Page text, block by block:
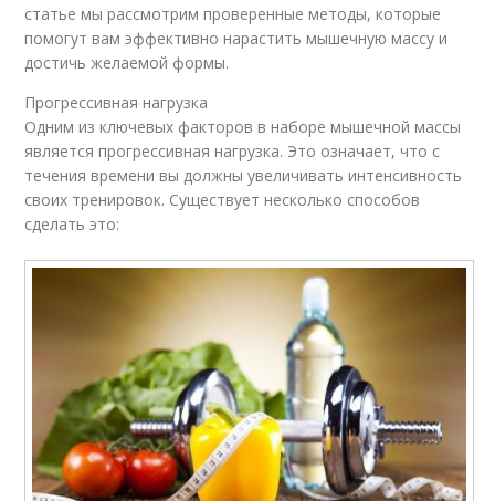
статье мы рассмотрим проверенные методы, которые
помогут вам эффективно нарастить мышечную массу и
достичь желаемой формы.
Прогрессивная нагрузка
Одним из ключевых факторов в наборе мышечной массы
является прогрессивная нагрузка. Это означает, что с
течения времени вы должны увеличивать интенсивность
своих тренировок. Существует несколько способов
сделать это: